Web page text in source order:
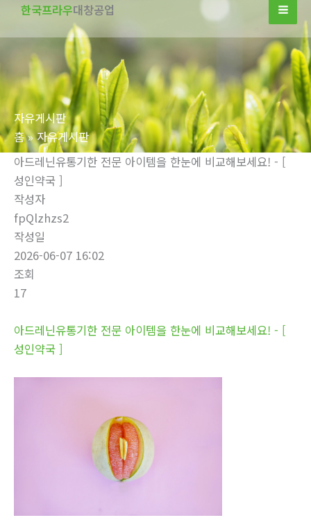
너
뛰
기
한국프라우대창공업
자유게시판
홈
자유게시판
아드레닌유통기한 전문 아이템을 한눈에 비교해보세요! - [
성인약국 ]
작성자
fpQlzhzs2
작성일
2026-06-07 16:02
조회
17
아드레닌유통기한 전문 아이템을 한눈에 비교해보세요! - [
성인약국 ]